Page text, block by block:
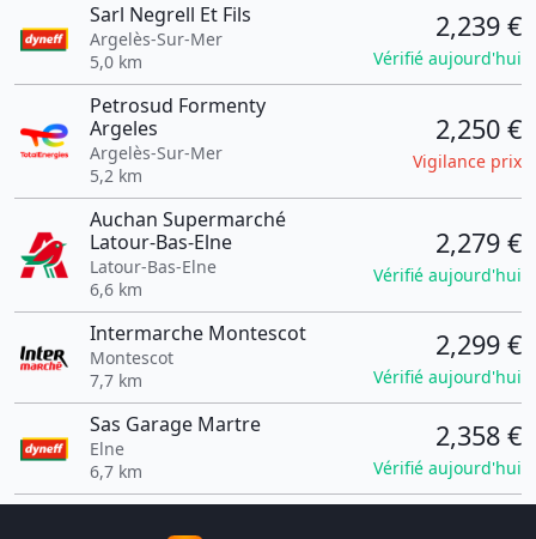
Sarl Negrell Et Fils
Argelès-Sur-Mer
5,0 km
2,239 €
Vérifié aujourd'hui
Petrosud Formenty
Argeles
Argelès-Sur-Mer
5,2 km
2,250 €
Vigilance prix
Auchan Supermarché
Latour-Bas-Elne
Latour-Bas-Elne
6,6 km
2,279 €
Vérifié aujourd'hui
Intermarche Montescot
Montescot
7,7 km
2,299 €
Vérifié aujourd'hui
Sas Garage Martre
Elne
6,7 km
2,358 €
Vérifié aujourd'hui